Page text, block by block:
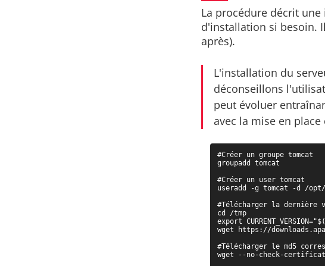
La procédure décrit
d'installation si besoin.
après).
L'installation du
déconseillons
peut évoluer
avec la mise en
#Créer un groupe tomcat
groupadd tomcat
#Créer un user tomcat
useradd -g tomcat -d /
#Télécharger la dernière
cd /tmp
export
wget https://
#Télécharger le md5
wget --no-check-certificate